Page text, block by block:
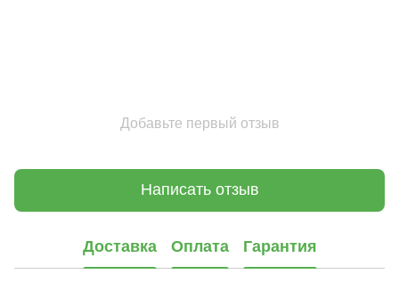
Добавьте первый отзыв
Написать отзыв
Доставка Оплата Гарантия